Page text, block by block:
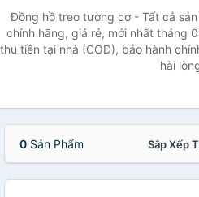
Đồng hồ treo tường cơ - Tất cả
chính hãng, giá rẻ, mới nhất tháng
thu tiền tại nhà (COD), bảo hành
hài
0 Sản Phẩm Sắp Xếp